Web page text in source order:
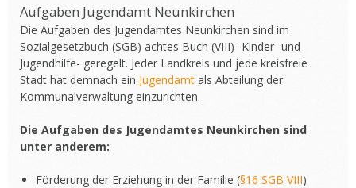
Aufgaben Jugendamt Neunkirchen
Die Aufgaben des Jugendamtes Neunkirchen sind im
Sozialgesetzbuch (SGB) achtes Buch (VIII) -Kinder- und
Jugendhilfe- geregelt. Jeder Landkreis und jede kreisfreie
Stadt hat demnach ein Jugendamt als Abteilung der
Kommunalverwaltung einzurichten.
Die Aufgaben des Jugendamtes Neunkirchen sind
unter anderem:
Förderung der Erziehung in der Familie (§16 SGB VIII)